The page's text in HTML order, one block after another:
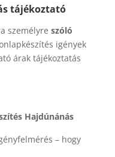
tájékoztató
személyre szóló
igények
árak tájékoztatás
Hajdúnánás
– hogy